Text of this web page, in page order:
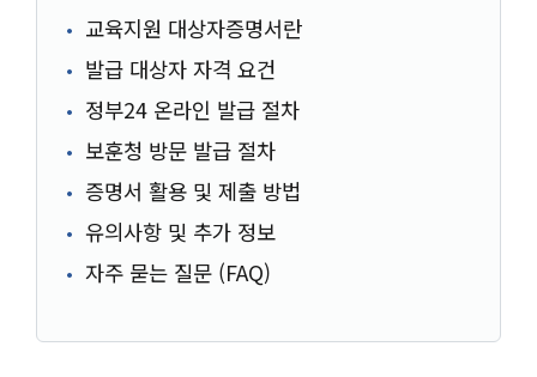
교육지원 대상자증명서란
발급 대상자 자격 요건
정부24 온라인 발급 절차
보훈청 방문 발급 절차
증명서 활용 및 제출 방법
유의사항 및 추가 정보
자주 묻는 질문 (FAQ)